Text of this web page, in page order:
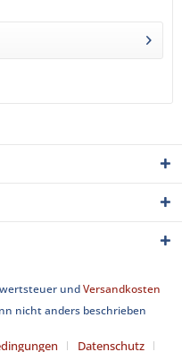
undVersandkosten
nicht anders beschrieben
Datenschutz